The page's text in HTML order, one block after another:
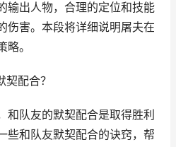
输出人物，合理的定位和技能
伤害。本段将详细说明屠夫在
。
配合？
和队友的默契配合是取得胜利
些和队友默契配合的诀窍，帮